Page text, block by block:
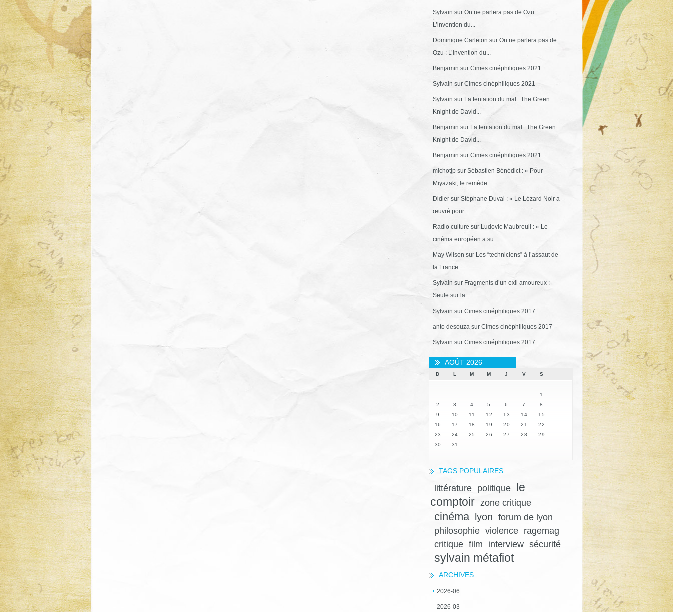
Sylvain sur On ne parlera pas de Ozu :
L’invention du...
Dominique Carleton sur On ne parlera pas de
Ozu : L’invention du...
Benjamin sur Cimes cinéphiliques 2021
Sylvain sur Cimes cinéphiliques 2021
Sylvain sur La tentation du mal : The Green
Knight de David...
Benjamin sur La tentation du mal : The Green
Knight de David...
Benjamin sur Cimes cinéphiliques 2021
michotjpsur Sébastien Bénédict : « Pour
Miyazaki, le remède...
Didiersur Stéphane Duval : « Le Lézard Noir a
œuvré pour...
Radio culture sur Ludovic Maubreuil : « Le
cinéma européen a su...
May Wilson sur Les “techniciens” à l’assaut de
la France
Sylvain sur Fragments d’un exil amoureux :
Seule sur la...
Sylvain sur Cimes cinéphiliques 2017
anto desouzasur Cimes cinéphiliques 2017
Sylvain sur Cimes cinéphiliques 2017
AOÛT 2026
D L M M J V S
1
2
3 4 5 6 7
8
9
10 11 12 13 14
15
16
17 18 19 20 21
22
23
24 25 26 27 28
29
30
31
TAGS POPULAIRES
littérature politique
le
comptoir zone critique
cinéma lyon forum de lyon
philosophie violence
ragemag
critique film interview sécurité
sylvain métafiot
ARCHIVES
2026-06
2026-03